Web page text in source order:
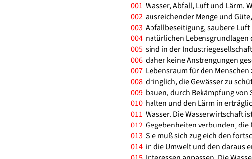
001 Wasser, Abfall, Luft und Lärm.
002 ausreichender Menge und
003 Abfallbeseitigung, saubere
004 natürlichen Lebensgrundlagen
005 sind in der
006 daher keine Anstrengungen
007 Lebensraum für den
008 dringlich, die Gewässer zu
009 bauen, durch Bekämpfung von
010 halten und den Lärm in
011 Wasser. Die Wasserwirtschaft
012 Gegebenheiten verbunden,
013 Sie muß sich zugleich den
014 in die Umwelt und den daraus